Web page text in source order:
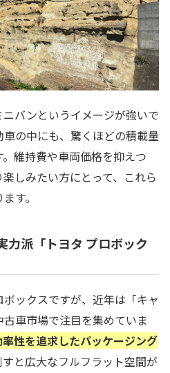
バンというイメージが強いで
の中にも、驚くほどの積載量
維持費や車両価格を抑えつ
しみたい方にとって、これら
す。
力派「トヨタ プロボック
ックスですが、近年は「キャ
車市場で注目を集めていま
性を追求したパッケージング
と広大なフルフラット空間が